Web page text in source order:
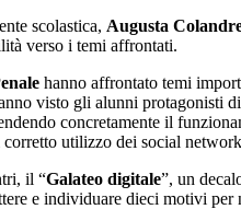
scolastica, Augusta
verso i temi affrontati.
hanno affrontato temi
visto gli alunni protagonisti
concretamente il
utilizzo dei social
il “Galateo digitale”, un
e individuare dieci motivi per